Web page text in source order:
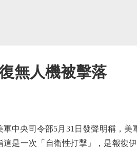
無人機被擊落
央司令部5月31日發聲明稱，美
是一次「自衛性打擊」，是報復